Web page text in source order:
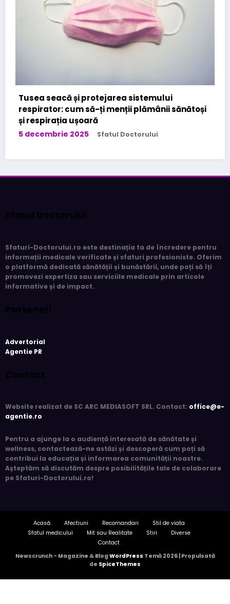
Stomatologice – interventii rapide in Bucuresti
la Kirilova Dent
3 noiembrie 2025 Sfatul Doctorului
o platformă dedicată sănătății și bunăstării, unde poți să îți
promovezi expertiza sau serviciile medicale prin articole
informative și de impact.
Parteneri
Contact
Pentru a ajunge la o audiență interesată de sănătate și
contribui la educația și informarea comunității noastre.
Așteptăm să discutăm despre posibilitățile tale de colaborare
peSfaturi-Doctorului.ro!
Sfatul medicului
Mit sau Realitate Stiri
Diverse
Contact
Newscrunch - Magazine & BlogWordPress
Temă 2026 | Propulsată
deSpiceThemes